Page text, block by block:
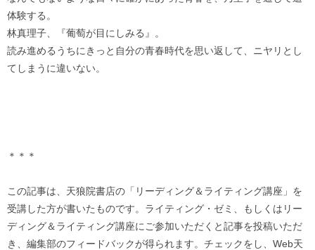
体験する。
林真理子、『葡萄が目にしみる』。
読み進めるうちにきっと自分の青春時代を思い返して、ニヤリとし
てしまうに違いない。
＊＊＊
この記事は、天狼院書店の「リーディング＆ライティング講座」を
受講した方が書いたものです。ライティング・ゼミ、もしくはリー
ディング＆ライティング講座にご参加いただくと記事を投稿いただ
き、編集部のフィードバックが得られます。チェックをし、Web天